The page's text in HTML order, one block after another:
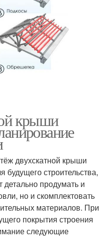
крыши
двухскатной крыши
будущего строительства,
детально продумать и
но и скомплектовать
материалов. При
покрытия строения
следующие